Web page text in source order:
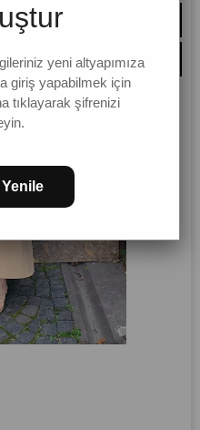
yeni altyapımıza
giriş yapabilmek için
tıklayarak şifrenizi